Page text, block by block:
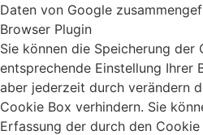
Daten von Google
Browser Plugin
Sie können die Speicherung der
entsprechende Einstellung Ihrer
aber jederzeit durch verändern
Cookie Box verhindern. Sie
Erfassung der durch den